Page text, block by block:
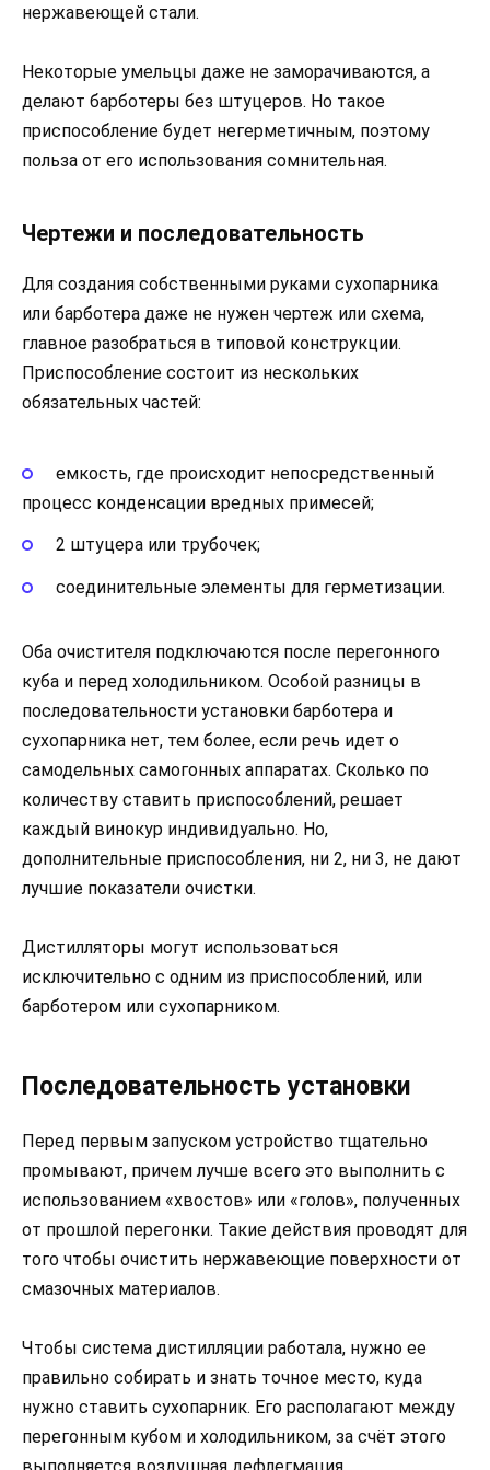
нержавеющей стали.
Некоторые умельцы даже не заморачиваются, а
делают барботеры без штуцеров. Но такое
приспособление будет негерметичным, поэтому
польза от его использования сомнительная.
Чертежи и последовательность
Для создания собственными руками сухопарника
или барботера даже не нужен чертеж или схема,
главное разобраться в типовой конструкции.
Приспособление состоит из нескольких
обязательных частей:
емкость, где происходит непосредственный
процесс конденсации вредных примесей;
2 штуцера или трубочек;
соединительные элементы для герметизации.
Оба очистителя подключаются после перегонного
куба и перед холодильником. Особой разницы в
последовательности установки барботера и
сухопарника нет, тем более, если речь идет о
самодельных самогонных аппаратах. Сколько по
количеству ставить приспособлений, решает
каждый винокур индивидуально. Но,
дополнительные приспособления, ни 2, ни 3, не дают
лучшие показатели очистки.
Дистилляторы могут использоваться
исключительно с одним из приспособлений, или
барботером или сухопарником.
Последовательность установки
Перед первым запуском устройство тщательно
промывают, причем лучше всего это выполнить с
использованием «хвостов» или «голов», полученных
от прошлой перегонки. Такие действия проводят для
того чтобы очистить нержавеющие поверхности от
смазочных материалов.
Чтобы система дистилляции работала, нужно ее
правильно собирать и знать точное место, куда
нужно ставить сухопарник. Его располагают между
перегонным кубом и холодильником, за счёт этого